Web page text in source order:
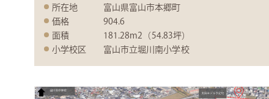
所在地
富山県富山市本郷町
価格
904.6
面積
181.28m2（54.83坪）
小学校区
富山市立堀川南小学校